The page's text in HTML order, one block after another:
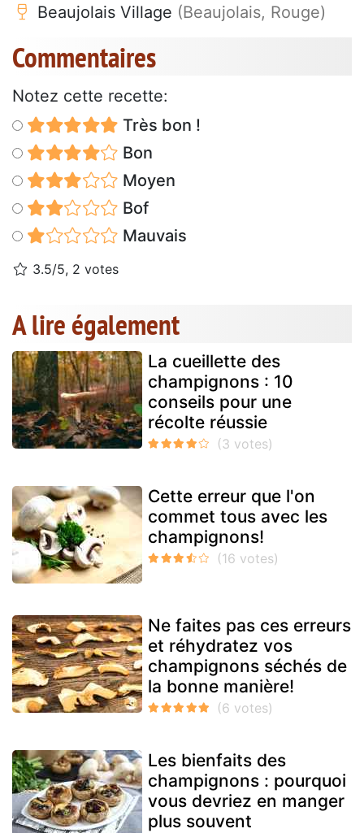
Beaujolais Village (Beaujolais, Rouge)
Commentaires
Notez cette recette:
Très bon !
Bon
Moyen
Bof
Mauvais
3.5/5, 2 votes
A lire également
La cueillette des
champignons : 10
conseils pour une
récolte réussie
Cette erreur que l'on
commet tous avec les
champignons!
Ne faites pas ces erreurs
et réhydratez vos
champignons séchés de
la bonne manière!
Les bienfaits des
champignons : pourquoi
vous devriez en manger
plus souvent